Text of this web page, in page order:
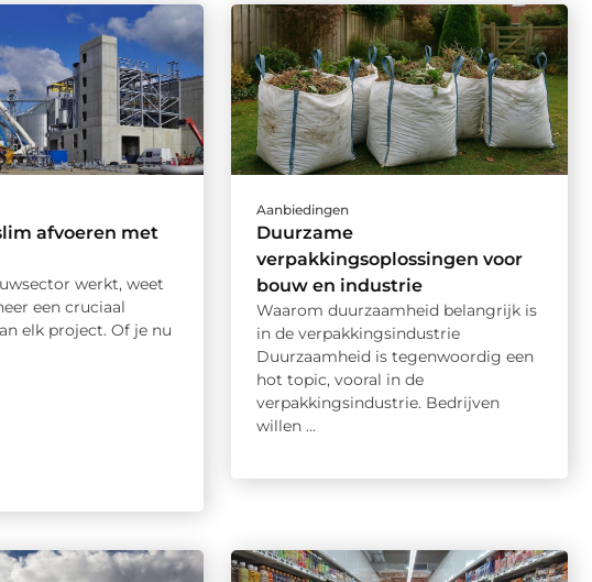
afvoeren met
werkt, weet
een cruciaal
elk project. Of je nu
Aanbiedingen
Duurzame
verpakkingsoplossingen voor
bouw en industrie
Waarom duurzaamheid belangrijk is
in de verpakkingsindustrie
Duurzaamheid is tegenwoordig een
hot topic, vooral in de
verpakkingsindustrie. Bedrijven
willen ...